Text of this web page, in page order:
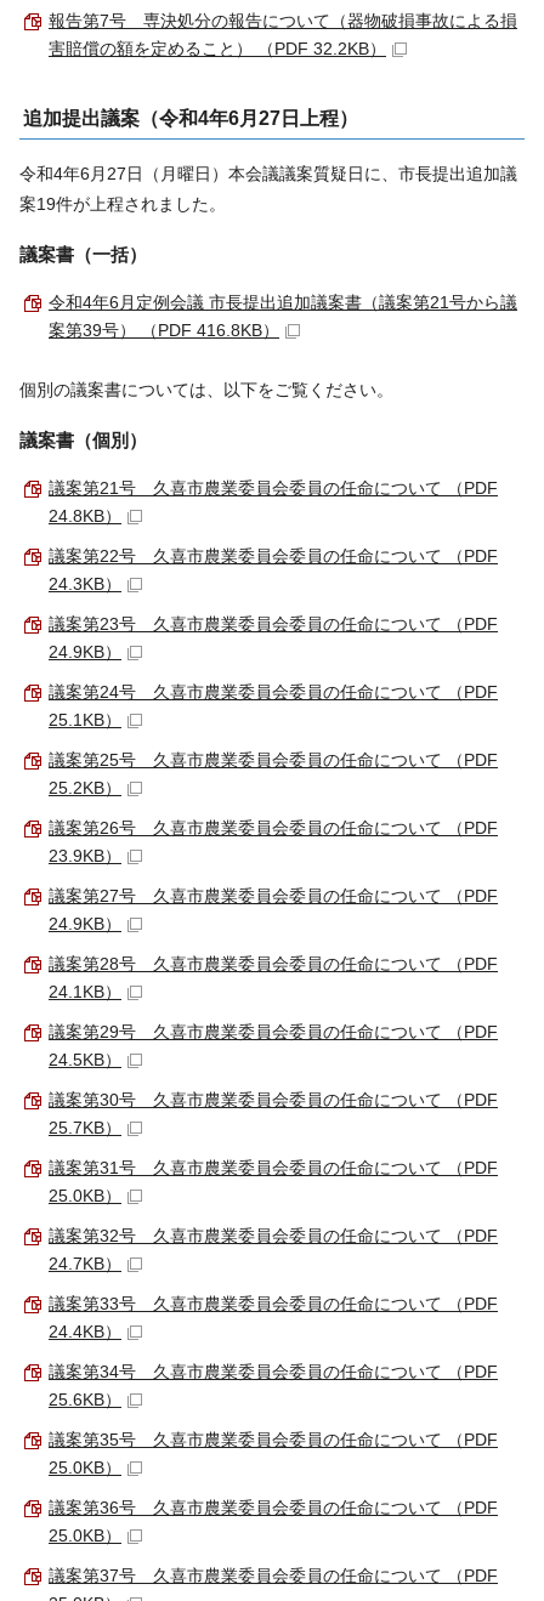
報告第7号 専決処分の報告について（器物破損事故による損
害賠償の額を定めること） （PDF 32.2KB）
追加提出議案（令和4年6月27日上程）
令和4年6月27日（月曜日）本会議議案質疑日に、市長提出追加議
案19件が上程されました。
議案書（一括）
令和4年6月定例会議 市長提出追加議案書（議案第21号から議
案第39号） （PDF 416.8KB）
個別の議案書については、以下をご覧ください。
議案書（個別）
議案第21号 久喜市農業委員会委員の任命について （PDF
24.8KB）
議案第22号 久喜市農業委員会委員の任命について （PDF
24.3KB）
議案第23号 久喜市農業委員会委員の任命について （PDF
24.9KB）
議案第24号 久喜市農業委員会委員の任命について （PDF
25.1KB）
議案第25号 久喜市農業委員会委員の任命について （PDF
25.2KB）
議案第26号 久喜市農業委員会委員の任命について （PDF
23.9KB）
議案第27号 久喜市農業委員会委員の任命について （PDF
24.9KB）
議案第28号 久喜市農業委員会委員の任命について （PDF
24.1KB）
議案第29号 久喜市農業委員会委員の任命について （PDF
24.5KB）
議案第30号 久喜市農業委員会委員の任命について （PDF
25.7KB）
議案第31号 久喜市農業委員会委員の任命について （PDF
25.0KB）
議案第32号 久喜市農業委員会委員の任命について （PDF
24.7KB）
議案第33号 久喜市農業委員会委員の任命について （PDF
24.4KB）
議案第34号 久喜市農業委員会委員の任命について （PDF
25.6KB）
議案第35号 久喜市農業委員会委員の任命について （PDF
25.0KB）
議案第36号 久喜市農業委員会委員の任命について （PDF
25.0KB）
議案第37号 久喜市農業委員会委員の任命について （PDF